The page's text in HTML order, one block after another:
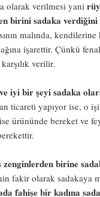
olarak verilmesi yani
birini sadaka
malında,
işarettir. Çünkü
verilir.
iyi bir şeyi sadaka
ticareti yapıyor ise, o
ürününde bereket ve
zenginlerden birine
fakir olarak sadakaya
fahişebir kadına